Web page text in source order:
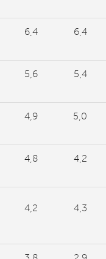
6,4 6,4
5,6 5,4
4,9 5,0
4,8 4,2
4,2 4,3